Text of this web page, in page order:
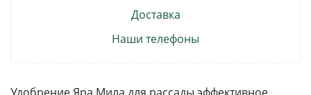
Доставка
Наши телефоны